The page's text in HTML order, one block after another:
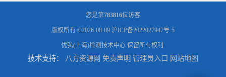
您是第783816位访客
版权所有 ©2026-08-09 沪ICP备2022027947号-5
优弘(上海)检测技术中心 保留所有权利.
技术支持： 八方资源网 免责声明 管理员入口 网站地图